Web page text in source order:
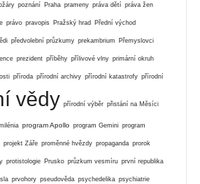
poznání Praha prameny práva dětí práva žen
právo pravopis Pražský hrad Přední východ
předvolební průzkumy prekambrium Přemyslovci
prezident příběhy přílivové vlny primární okruh
příroda přírodní archivy přírodní katastrofy přírodní
vědy přírodní výběr přistání na Měsíci
program Apollo program Gemini program
projekt Záře proměnné hvězdy propaganda prorok
protistologie Prusko průzkum vesmíru první republika
prvohory pseudověda psychedelika psychiatrie